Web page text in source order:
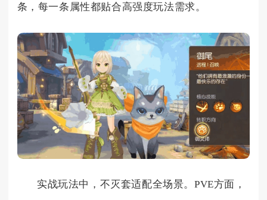
条，每一条属性都贴合高强度玩法需求。
实战玩法中，不灭套适配全场景。PVE方面，